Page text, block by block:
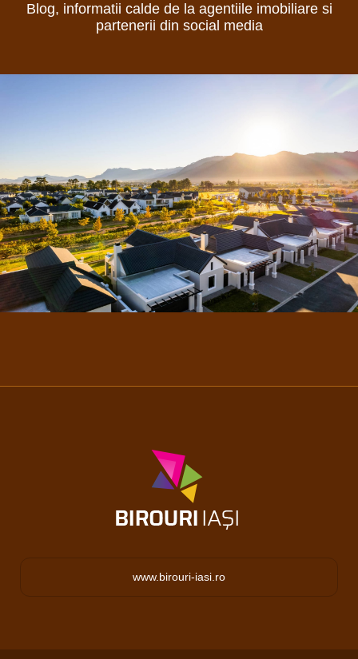
Blog, informatii calde de la agentiile imobiliare si
partenerii din social media
www.birouri-iasi.ro